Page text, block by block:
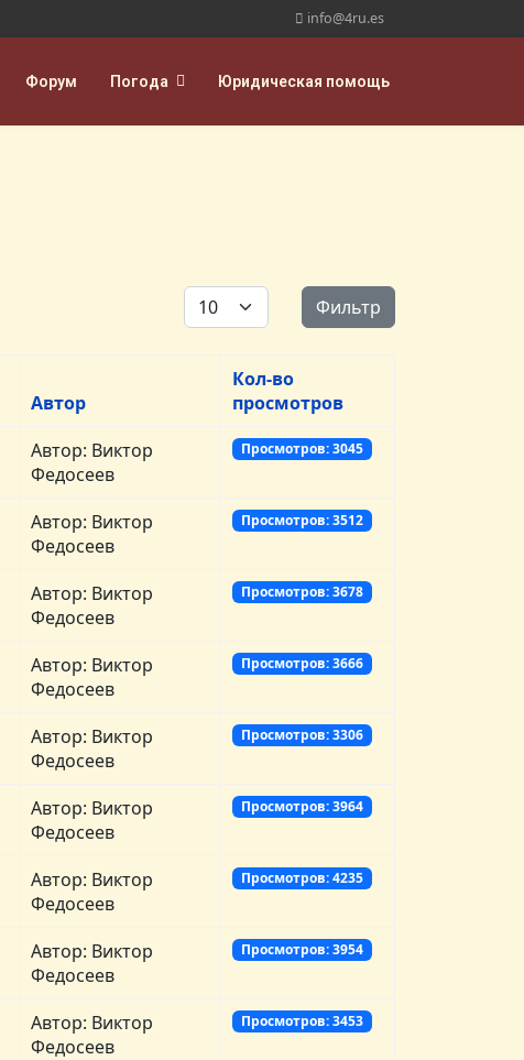
info@4ru.es
Форум Погода Юридическая помощь
Кол-во строк: Фильтр
Автор
Кол-во
просмотров
Автор: Виктор
Федосеев
Просмотров: 3045
Автор: Виктор
Федосеев
Просмотров: 3512
Автор: Виктор
Федосеев
Просмотров: 3678
Автор: Виктор
Федосеев
Просмотров: 3666
Автор: Виктор
Федосеев
Просмотров: 3306
Автор: Виктор
Федосеев
Просмотров: 3964
Автор: Виктор
Федосеев
Просмотров: 4235
Автор: Виктор
Федосеев
Просмотров: 3954
Автор: Виктор
Федосеев
Просмотров: 3453